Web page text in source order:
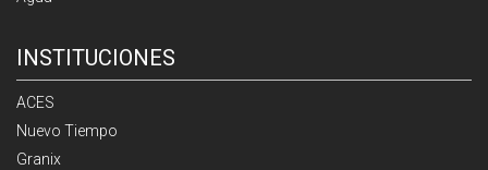
INSTITUCIONES
ACES
Nuevo Tiempo
Granix